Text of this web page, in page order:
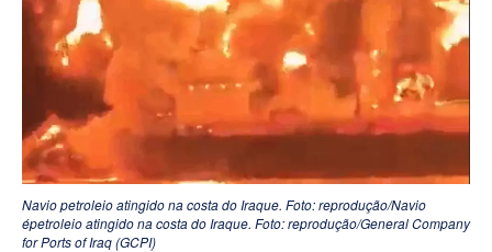
Navio petroleio atingido na costa do Iraque. Foto: reprodução/Navio
épetroleio atingido na costa do Iraque. Foto: reprodução/General Company
for Ports of Iraq (GCPI)